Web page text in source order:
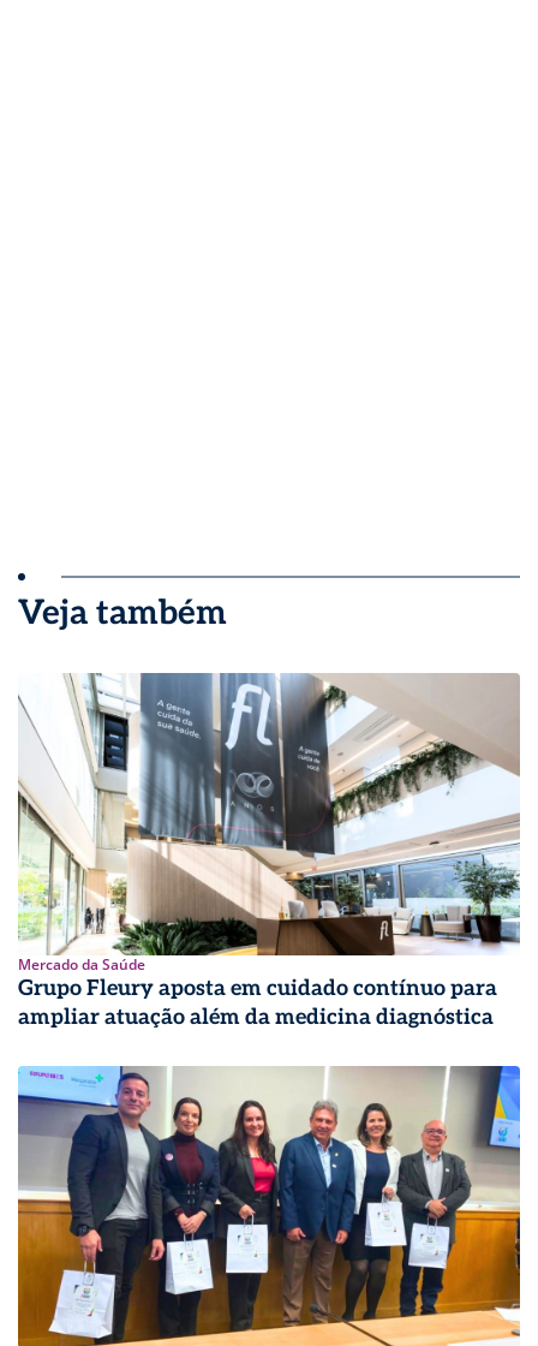
Veja também
Mercado da Saúde
Grupo Fleury aposta em cuidado contínuo para
ampliar atuação além da medicina diagnóstica